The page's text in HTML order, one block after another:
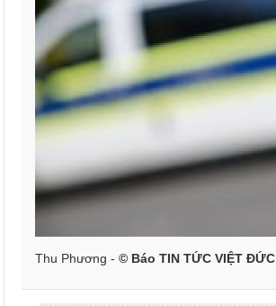
Thu Phương -© Báo TIN TỨC VIỆT ĐỨC